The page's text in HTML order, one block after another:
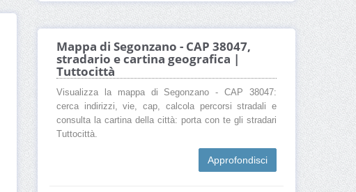
Mappa di Segonzano - CAP 38047,
stradario e cartina geografica |
Tuttocittà
Visualizza la mappa di Segonzano - CAP 38047:
cerca indirizzi, vie, cap, calcola percorsi stradali e
consulta la cartina della città: porta con te gli stradari
Tuttocittà.
Approfondisci